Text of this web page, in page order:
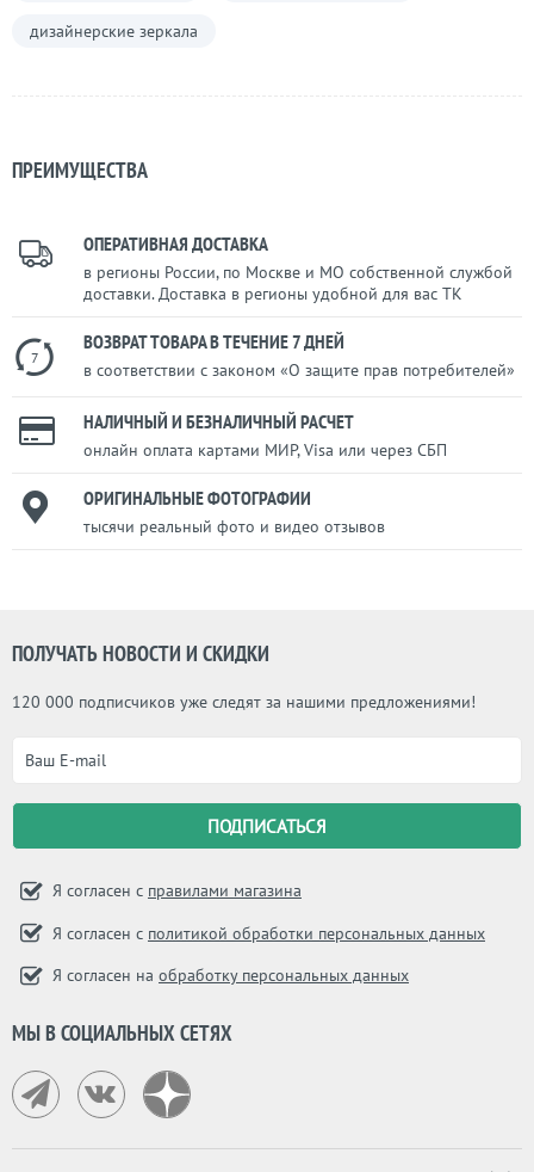
дизайнерские зеркала
ПРЕИМУЩЕСТВА
ОПЕРАТИВНАЯ ДОСТАВКА
в регионы России, по Москве и МО собственной службой
доставки. Доставка в регионы удобной для вас ТК
7
ВОЗВРАТ ТОВАРА В ТЕЧЕНИЕ 7 ДНЕЙ
в соответствии с законом «О защите прав потребителей»
НАЛИЧНЫЙ И БЕЗНАЛИЧНЫЙ РАСЧЕТ
онлайн оплата картами МИР, Visa или через СБП
ОРИГИНАЛЬНЫЕ ФОТОГРАФИИ
тысячи реальный фото и видео отзывов
ПОЛУЧАТЬ НОВОСТИ И СКИДКИ
120 000 подписчиков уже следят за нашими предложениями!
Я согласен с правилами магазина
Я согласен с политикой обработки персональных данных
Я согласен на обработку персональных данных
МЫ В СОЦИАЛЬНЫХ СЕТЯХ